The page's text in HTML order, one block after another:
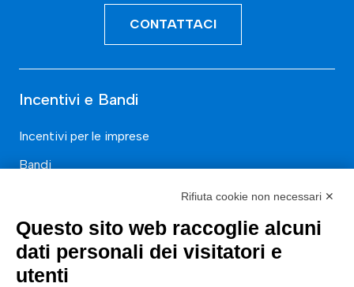
CONTATTACI
Incentivi e Bandi
Incentivi per le imprese
Bandi
Consulenza
ESG
Rifiuta cookie non necessari ✕
Questo sito web raccoglie alcuni
dati personali dei visitatori e
utenti